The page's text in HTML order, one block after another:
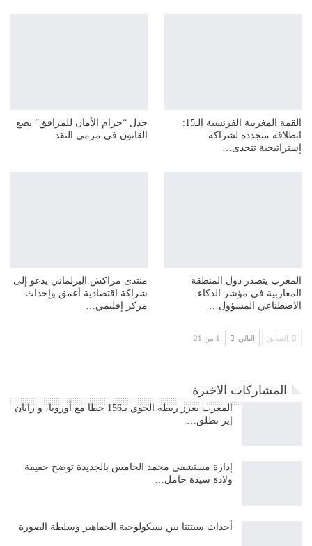
القمة المغربية الفرنسية الـ15:
انطلاقة متجددة لشراكة
إستراتيجية تتحدى…
جدل “حزام الأمان للمرافق” يضع
القانون في مرمى النقد
المغرب يتصدر دول المنطقة
المغاربية في مؤشر الذكاء
الاصطناعي المسؤول…
منتدى مراكش البرلماني يدعو إلى
شراكة اقتصادية أعمق وإحداث
مركز إقليمي…
السابق التالي 1 من 21
المشاركات الاخيرة
المغرب يعزز ربطه الجوي بـ156 خطا مع أوروبا، و رايان
إير تطلق…
إدارة مستشفى محمد الخامس بالجديدة توضح حقيقة
ولادة سيدة حامل…
أحداث سبتتنا بين سيكولوجية الجماهير وسلطة الصورة